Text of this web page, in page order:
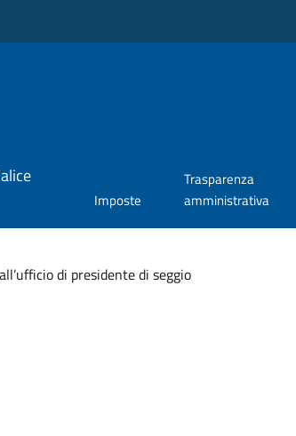
Imposte
Trasparenza
amministrativa
di presidente di seggio